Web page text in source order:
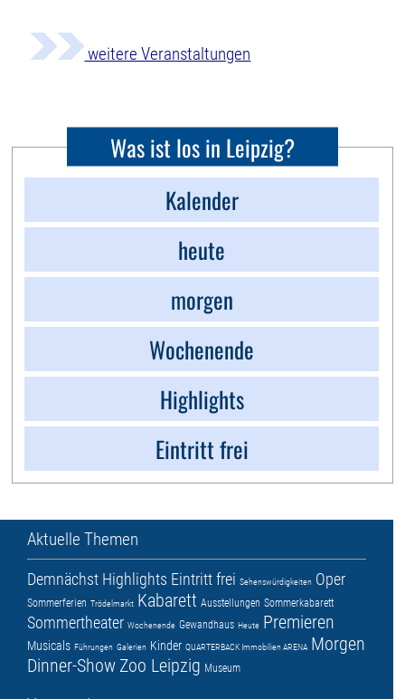
weitere Veranstaltungen
Was ist los in Leipzig?
Kalender
heute
morgen
Wochenende
Highlights
Eintritt frei
Aktuelle Themen
Demnächst Highlights Eintritt frei Sehenswürdigkeiten Oper
Sommerferien Trödelmarkt Kabarett Ausstellungen Sommerkabarett
Sommertheater Wochenende Gewandhaus Heute Premieren
Musicals Führungen Galerien Kinder QUARTERBACK Immobilien ARENA Morgen
Dinner-Show Zoo Leipzig Museum